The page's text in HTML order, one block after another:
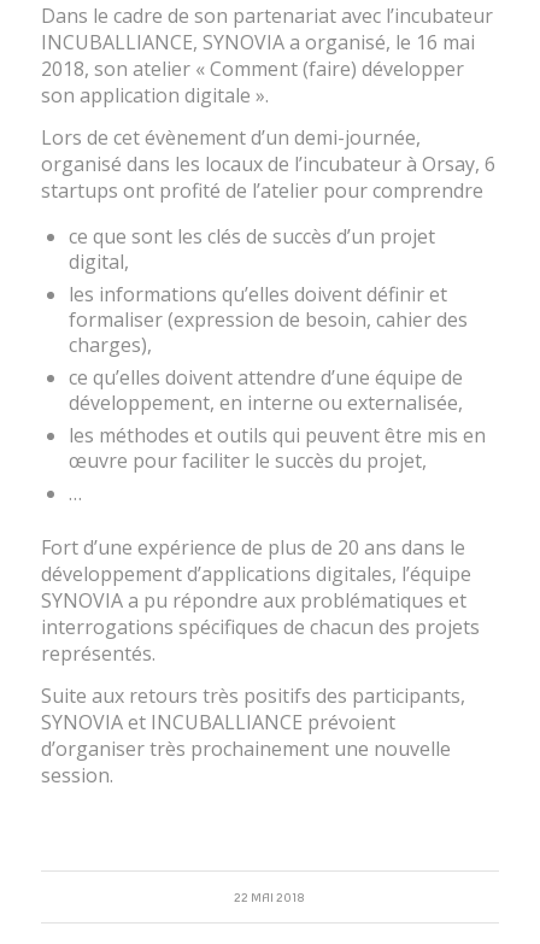
Dans le cadre de son partenariat avec l’incubateur
INCUBALLIANCE, SYNOVIA a organisé, le 16 mai
2018, son atelier « Comment (faire) développer
son application digitale ».
Lors de cet évènement d’un demi-journée,
organisé dans les locaux de l’incubateur à Orsay, 6
startups ont profité de l’atelier pour comprendre
ce que sont les clés de succès d’un projet
digital,
les informations qu’elles doivent définir et
formaliser (expression de besoin, cahier des
charges),
ce qu’elles doivent attendre d’une équipe de
développement, en interne ou externalisée,
les méthodes et outils qui peuvent être mis en
œuvre pour faciliter le succès du projet,
…
Fort d’une expérience de plus de 20 ans dans le
développement d’applications digitales, l’équipe
SYNOVIA a pu répondre aux problématiques et
interrogations spécifiques de chacun des projets
représentés.
Suite aux retours très positifs des participants,
SYNOVIA et INCUBALLIANCE prévoient
d’organiser très prochainement une nouvelle
session.
22 MAI 2018